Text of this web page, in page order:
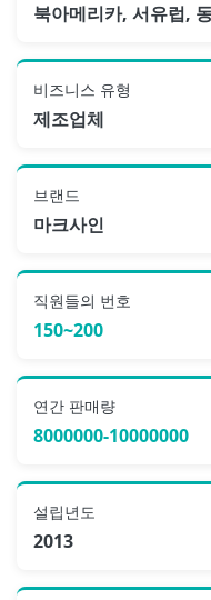
북아메리카, 서유럽,
비즈니스 유형
제조업체
브랜드
마크사인
직원들의 번호
150~200
연간 판매량
8000000-10000000
설립년도
2013